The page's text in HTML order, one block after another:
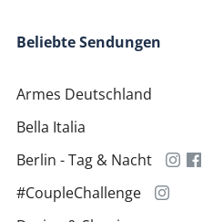
Beliebte Sendungen
Armes Deutschland
Bella Italia
Berlin - Tag & Nacht
#CoupleChallenge